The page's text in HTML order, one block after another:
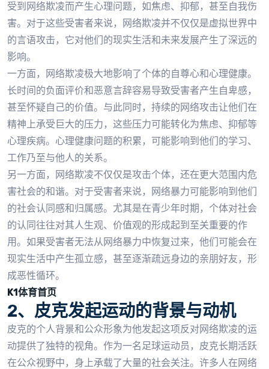
受到网络欺凌而产生心理问题，如焦虑、抑郁，甚至自我伤
害。对于这些受害者来说，网络欺凌并不仅仅是虚拟世界中
的言语攻击，它对他们的现实生活和未来发展产生了深远的
影响。
一方面，网络欺凌极大地影响了个体的自尊心和心理健康。
长时间的负面评价和恶意言辞容易导致受害者产生自卑感，
甚至怀疑自己的价值。与此同时，持续的网络攻击让他们在
精神上承受巨大的压力，这些压力可能转化为焦虑、抑郁等
心理疾病。心理健康问题的积累，可能影响到他们的学习、
工作乃至与他人的关系。
另一方面，网络欺凌不仅仅是攻击个体，还在更大范围内危
害社会的和谐。对于受害者来说，网络暴力可能影响到他们
的社会认同感和归属感。尤其是在青少年时期，个体对社会
的认同往往对其人生观、价值观的形成起到至关重要的作
用。如果受害者无法从网络暴力中恢复过来，他们可能会在
现实生活中产生孤立感，甚至逐渐疏远身边的亲朋好友，形
成恶性循环。
K1体育首页
2、皮克发起运动的背景与动机
皮克的个人背景和公众形象为他发起这项反对网络欺凌的运
动提供了独特的视角。作为一名足球运动员，皮克长期活跃
在公众视野中，身上承载了大量的社会关注。许多人在网络